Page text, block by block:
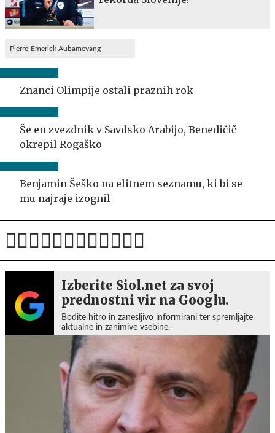
Pierre-Emerick Aubameyang
Znanci Olimpije ostali praznih rok
Še en zvezdnik v Savdsko Arabijo, Benedičič
okrepil Rogaško
Benjamin Šeško na elitnem seznamu, ki bi se
mu najraje izognil
Izberite Siol.net za svoj
prednostni vir na Googlu.
Bodite hitro in zanesljivo informirani ter spremljajte
aktualne in zanimive vsebine.